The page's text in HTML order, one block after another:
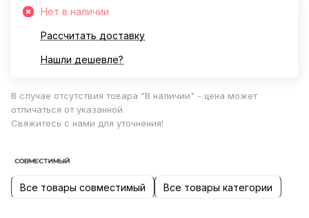
Нет в наличии
Рассчитать доставку
Нашли дешевле?
В случае отсутствия товара "В наличии" - цена может
отличаться от указанной.
Свяжитесь с нами для уточнения!
Все товары совместимый Все товары категории